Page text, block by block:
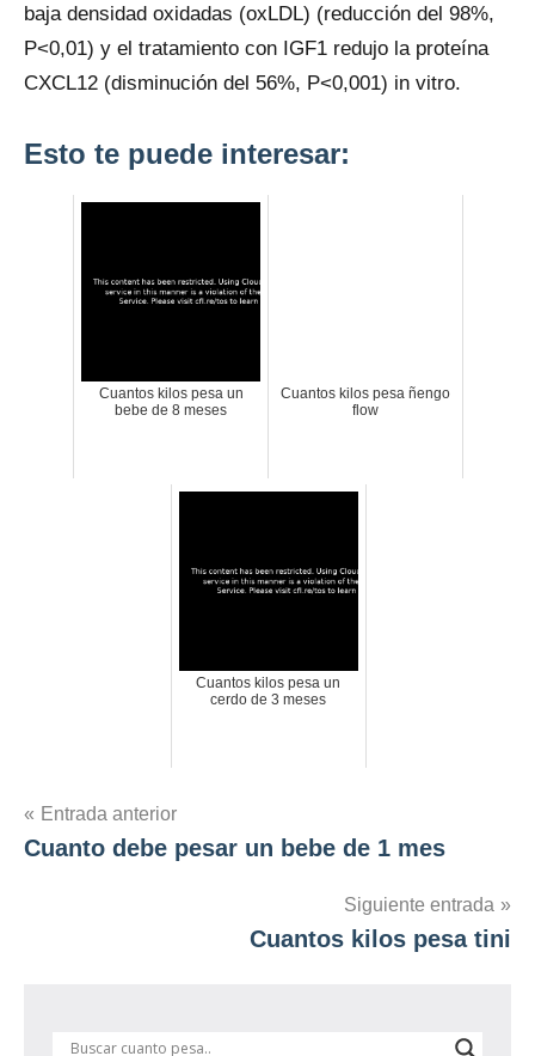
baja densidad oxidadas (oxLDL) (reducción del 98%,
P<0,01) y el tratamiento con IGF1 redujo la proteína
CXCL12 (disminución del 56%, P<0,001) in vitro.
Esto te puede interesar:
Cuantos kilos pesa un
bebe de 8 meses
Cuantos kilos pesa ñengo
flow
Cuantos kilos pesa un
cerdo de 3 meses
Navegación
de
Entrada anterior
Cuanto debe pesar un bebe de 1 mes
Siguiente entrada
Cuantos kilos pesa tini